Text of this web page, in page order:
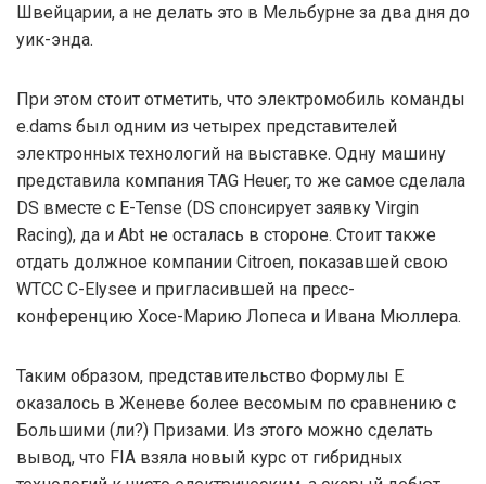
Швейцарии, а не делать это в Мельбурне за два дня до
уик-энда.
При этом стоит отметить, что электромобиль команды
e.dams был одним из четырех представителей
электронных технологий на выставке. Одну машину
представила компания TAG Heuer, то же самое сделала
DS вместе с E-Tense (DS спонсирует заявку Virgin
Racing), да и Abt не осталась в стороне. Стоит также
отдать должное компании Citroen, показавшей свою
WTCC C-Elysee и пригласившей на пресс-
конференцию Хосе-Марию Лопеса и Ивана Мюллера.
Таким образом, представительство Формулы Е
оказалось в Женеве более весомым по сравнению с
Большими (ли?) Призами. Из этого можно сделать
вывод, что FIA взяла новый курс от гибридных